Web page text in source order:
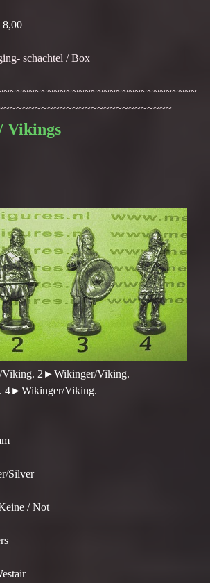
schachtel / Box
Vikings
2►Wikinger/Viking.
4►Wikinger/Viking.
Silver
/ Not